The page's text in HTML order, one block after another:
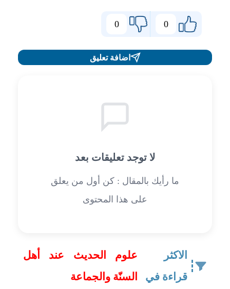
0
0
اضافة تعليق
لا توجد تعليقات بعد
ما رأيك بالمقال : كن أول من يعلق
على هذا المحتوى
الاكثر
قراءة في
علوم الحديث عند أهل
السنّة والجماعة